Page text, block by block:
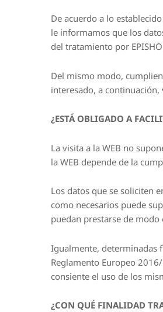
De acuerdo a lo
le informamos que los
del tratamiento por
Del mismo modo,
interesado, a
¿ESTÁ OBLIGADO A
La visita a la WEB no
la WEB depende de la
Los datos que se soliciten
como necesarios puede
puedan prestarse de
Igualmente, determinadas
Reglamento Europeo
consiente el uso de los
¿CON QUÉ FINALIDAD